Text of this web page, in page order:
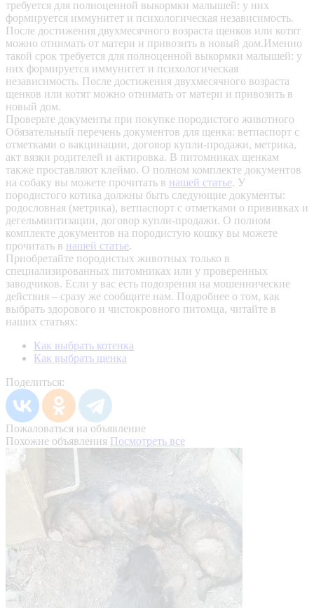
требуется для полноценной выкормки малышей: у них
формируется иммунитет и психологическая независимость.
После достижения двухмесячного возраста щенков или котят
можно отнимать от матери и привозить в новый дом.Именно
такой срок требуется для полноценной выкормки малышей: у
них формируется иммунитет и психологическая
независимость. После достижения двухмесячного возраста
щенков или котят можно отнимать от матери и привозить в
новый дом.
Проверьте документы при покупке породистого животного
Обязательный перечень документов для щенка: ветпаспорт с
отметками о вакцинации, договор купли-продажи, метрика,
акт вязки родителей и актировка. В питомниках щенкам
также проставляют клеймо. О полном комплекте документов
на собаку вы можете прочитать в нашей статье. У
породистого котика должны быть следующие документы:
родословная (метрика), ветпаспорт с отметками о прививках и
дегельминтизации, договор купли-продажи. О полном
комплекте документов на породистую кошку вы можете
прочитать в нашей статье.
Приобретайте породистых животных только в
специализированных питомниках или у проверенных
заводчиков. Если у вас есть подозрения на мошеннические
действия – сразу же сообщите нам. Подробнее о том, как
выбрать здорового и чистокровного питомца, читайте в
наших статьях:
Как выбрать котенка
Как выбрать щенка
Поделиться:
Пожаловаться на объявление
Похожие объявления Посмотреть все